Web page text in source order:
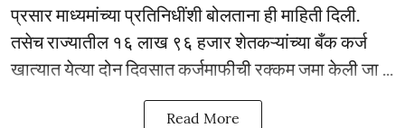
प्रसार माध्यमांच्या प्रतिनिधींशी बोलताना ही माहिती दिली.
तसेच राज्यातील १६ लाख ९६ हजार शेतकऱ्यांच्या बँक कर्ज
खात्यात येत्या दोन दिवसात कर्जमाफीची रक्कम जमा केली जा ...
Read More